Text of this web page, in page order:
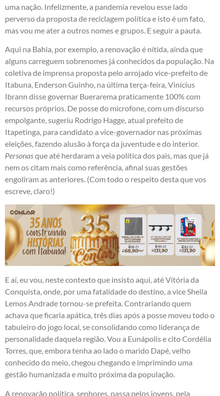
uma nação. Infelizmente, a pandemia revelou esse lado
perverso da proposta de reciclagem política e isto é um fato,
mas vou me ater a outros nomes e grupos. E seguir a pauta.
Aqui na Bahia, por exemplo, a renovação é nítida, ainda que
alguns carreguem sobrenomes já conhecidos da população. Na
coletiva de imprensa proposta pelo arrojado vice-prefeito de
Itabuna, Enderson Guinho, na última terça-feira, Vinícius
Ibrann disse governar Buerarema praticamente 100% com
recursos próprios. De posse do microfone, com um discurso
empolgante, sugeriu Rodrigo Hagge, atual prefeito de
Itapetinga, para candidato a vice-governador nas próximas
eleições, fazendo alusão à força da juventude e do interior.
Personasque até herdaram a veia política dos pais, mas que já
nem os citam mais como referência, afinal suas gestões
engoliram as anteriores. (Com todo o respeito desta que vos
escreve, claro!)
E aí, eu vou, neste contexto que insisto aqui, até Vitória da
Conquista, onde, por uma fatalidade do destino, a vice Sheila
Lemos Andrade tornou-se prefeita. Contrariando quem
achava que ficaria apática, três dias após a posse moveu todo o
tabuleiro do jogo local, se consolidando como liderança de
personalidade daquela região. Vou a Eunápolis e cito Cordélia
Torres, que, embora tenha ao lado o marido Dapé, velho
conhecido do meio, chegou chegando e imprimindo uma
gestão humanizada e muito próxima da população.
A renovação política, senhores, passa pelos jovens, pela